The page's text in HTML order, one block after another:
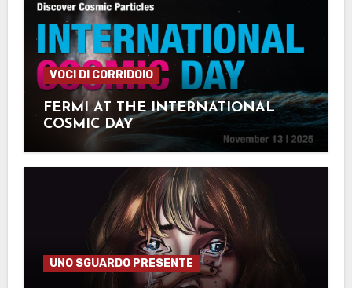
VOCI DI CORRIDOIO
FERMI AT THE INTERNATIONAL
COSMIC DAY
UNO SGUARDO PRESENTE